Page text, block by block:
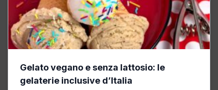
Gelato vegano e senza lattosio: le
gelaterie inclusive d’Italia